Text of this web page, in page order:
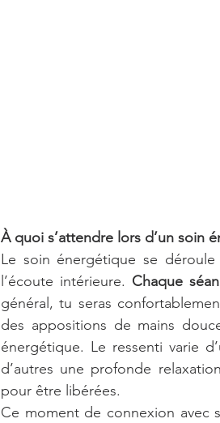
À quoi s’attendre lors d’un soin
Le soin énergétique se
l’écoute intérieure. Chaque
général, tu seras
des appositions de mains
énergétique. Le ressenti varie
d’autres une profonde
pour être libérées.
Ce moment de connexion avec